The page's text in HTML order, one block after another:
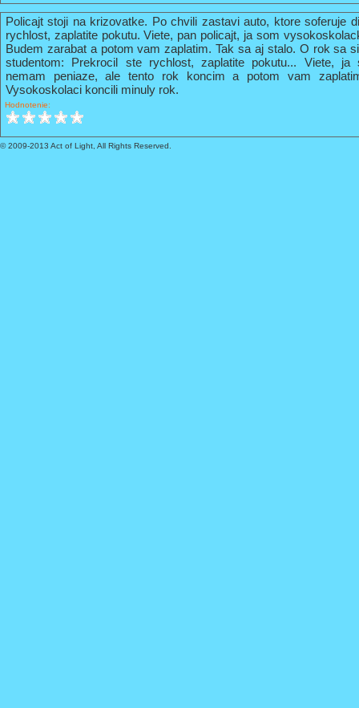
Policajt stoji na krizovatke. Po chvili zastavi auto, ktore soferuje
rychlost, zaplatite pokutu. Viete, pan policajt, ja som
Budem zarabat a potom vam zaplatim. Tak sa aj stalo. O rok sa
studentom: Prekrocil ste rychlost, zaplatite pokutu... Viete,
nemam peniaze, ale tento rok koncim a potom vam
Vysokoskolaci koncili minuly rok.
Hodnotenie:
© 2009-2013 Act of Light, All Rights Reserved.